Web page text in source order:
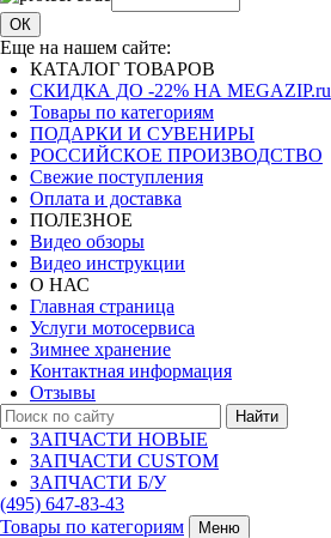
ОК
Еще на нашем сайте:
КАТАЛОГ ТОВАРОВ
СКИДКА ДО -22% НА MEGAZIP.ru
Товары по категориям
ПОДАРКИ И СУВЕНИРЫ
РОССИЙСКОЕ ПРОИЗВОДСТВО
Свежие поступления
Оплата и доставка
ПОЛЕЗНОЕ
Видео обзоры
Видео инструкции
О НАС
Главная страница
Услуги мотосервиса
Зимнее хранение
Контактная информация
Отзывы
Найти
ЗАПЧАСТИ НОВЫЕ
ЗАПЧАСТИ CUSTOM
ЗАПЧАСТИ Б/У
(495) 647-83-43
Товары по категориям
Меню